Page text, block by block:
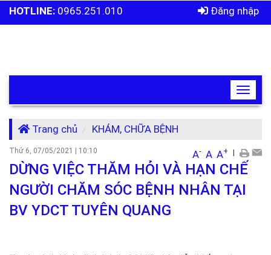
HOTLINE: 0965.251.010 Đăng nhập
Toggle
Trang chủ KHÁM, CHỮA BỆNH
Thứ 6, 07/05/2021 | 10:10 A- A A+ |
DỪNG VIỆC THĂM HỎI VÀ HẠN CHẾ
NGƯỜI CHĂM SÓC BỆNH NHÂN TẠI
BV YDCT TUYÊN QUANG